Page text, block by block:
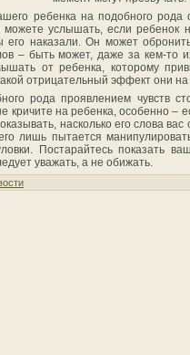
ребенка на подобного
услышать, если ребенок
его наказали. Он может
– быть может, даже за кем-то
от ребенка, которому
отрицательный эффект они на
рода проявлением чувств
кричите на ребенка, особенно –
насколько его слова
лишь пытается
Постарайтесь показать
уважать, а не обижать.